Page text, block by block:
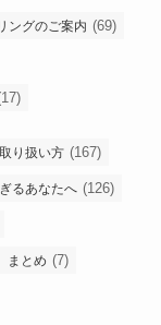
ングのご案内 (69)
り扱い方 (167)
るあなたへ (126)
まとめ (7)